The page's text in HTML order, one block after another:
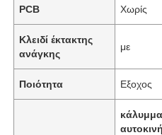
PCB Χωρίς
Κλειδί έκτακτης
ανάγκης
με
Ποιότητα Εξοχος
κάλυμμα